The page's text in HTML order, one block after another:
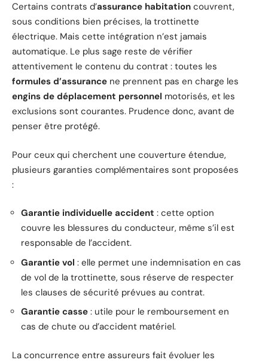
Certains contrats d’assurance habitation couvrent,
sous conditions bien précises, la trottinette
électrique. Mais cette intégration n’est jamais
automatique. Le plus sage reste de vérifier
attentivement le contenu du contrat : toutes les
formules d’assurance ne prennent pas en charge les
engins de déplacement personnel motorisés, et les
exclusions sont courantes. Prudence donc, avant de
penser être protégé.
Pour ceux qui cherchent une couverture étendue,
plusieurs garanties complémentaires sont proposées
:
Garantie individuelle accident : cette option
couvre les blessures du conducteur, même s’il est
responsable de l’accident.
Garantie vol : elle permet une indemnisation en cas
de vol de la trottinette, sous réserve de respecter
les clauses de sécurité prévues au contrat.
Garantie casse : utile pour le remboursement en
cas de chute ou d’accident matériel.
La concurrence entre assureurs fait évoluer les